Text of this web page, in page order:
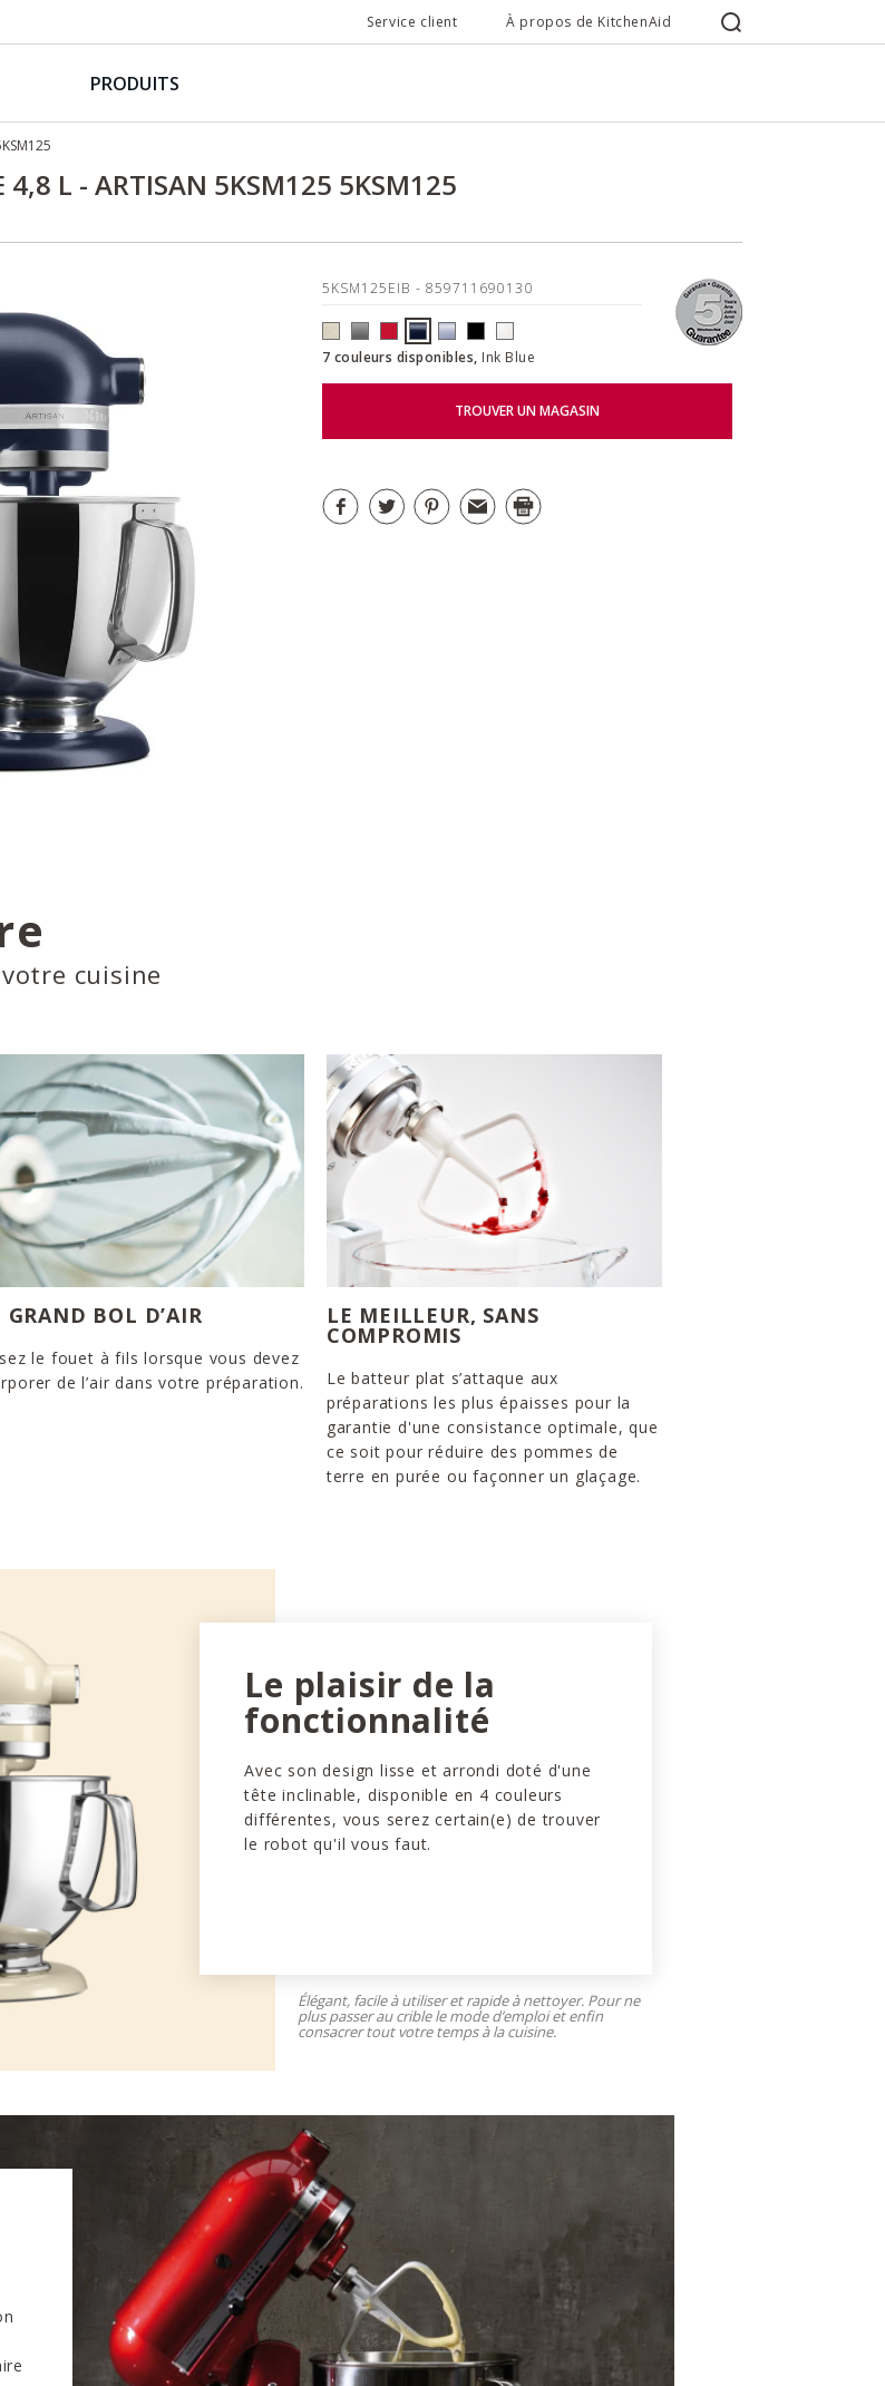
Service client À propos de KitchenAid
PRODUITS
4,8 L - ARTISAN 5KSM125 5KSM125
5KSM125EIB - 859711690130
7 couleurs disponibles, Ink Blue
TROUVER UN MAGASIN
cuisine
GRAND BOL D’AIR
le fouet à fils lorsque vous devez
de l’air dans votre préparation.
LE MEILLEUR, SANS
COMPROMIS
Le batteur plat s’attaque aux
préparations les plus épaisses pour la
garantie d'une consistance optimale, que
ce soit pour réduire des pommes de
terre en purée ou façonner un glaçage.
Le plaisir de la
fonctionnalité
Avec son design lisse et arrondi doté d'une
tête inclinable, disponible en 4 couleurs
différentes, vous serez certain(e) de trouver
le robot qu'il vous faut.
Élégant, facile à utiliser et rapide à nettoyer. Pour ne
plus passer au crible le mode d’emploi et enfin
consacrer tout votre temps à la cuisine.